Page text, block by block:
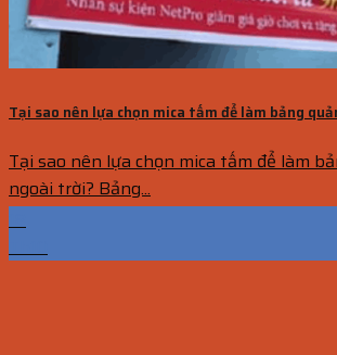
Tại sao nên lựa chọn mica tấm để làm bảng
Tại sao nên lựa chọn mica tấm để làm
ngoài trời? Bảng...
18
Th10